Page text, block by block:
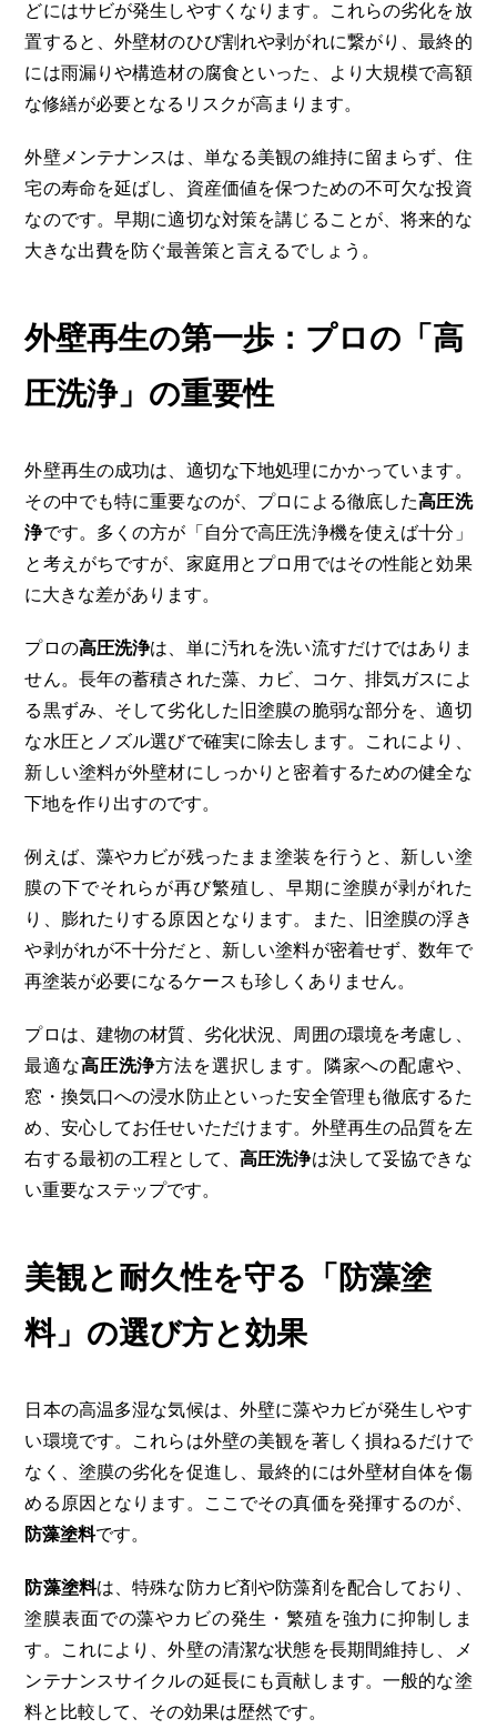
どにはサビが発生しやすくなります。これらの劣化を放
置すると、外壁材のひび割れや剥がれに繋がり、最終的
には雨漏りや構造材の腐食といった、より大規模で高額
な修繕が必要となるリスクが高まります。
外壁メンテナンスは、単なる美観の維持に留まらず、住
宅の寿命を延ばし、資産価値を保つための不可欠な投資
なのです。早期に適切な対策を講じることが、将来的な
大きな出費を防ぐ最善策と言えるでしょう。
外壁再生の第一歩：プロの「高
圧洗浄」の重要性
外壁再生の成功は、適切な下地処理にかかっています。
その中でも特に重要なのが、プロによる徹底した高圧洗
浄です。多くの方が「自分で高圧洗浄機を使えば十分」
と考えがちですが、家庭用とプロ用ではその性能と効果
に大きな差があります。
プロの高圧洗浄は、単に汚れを洗い流すだけではありま
せん。長年の蓄積された藻、カビ、コケ、排気ガスによ
る黒ずみ、そして劣化した旧塗膜の脆弱な部分を、適切
な水圧とノズル選びで確実に除去します。これにより、
新しい塗料が外壁材にしっかりと密着するための健全な
下地を作り出すのです。
例えば、藻やカビが残ったまま塗装を行うと、新しい塗
膜の下でそれらが再び繁殖し、早期に塗膜が剥がれた
り、膨れたりする原因となります。また、旧塗膜の浮き
や剥がれが不十分だと、新しい塗料が密着せず、数年で
再塗装が必要になるケースも珍しくありません。
プロは、建物の材質、劣化状況、周囲の環境を考慮し、
最適な高圧洗浄方法を選択します。隣家への配慮や、
窓・換気口への浸水防止といった安全管理も徹底するた
め、安心してお任せいただけます。外壁再生の品質を左
右する最初の工程として、 高圧洗浄は決して妥協できな
い重要なステップです。
美観と耐久性を守る「防藻塗
料」の選び方と効果
日本の高温多湿な気候は、外壁に藻やカビが発生しやす
い環境です。これらは外壁の美観を著しく損ねるだけで
なく、塗膜の劣化を促進し、最終的には外壁材自体を傷
める原因となります。ここでその真価を発揮するのが、
防藻塗料です。
防藻塗料は、特殊な防カビ剤や防藻剤を配合しており、
塗膜表面での藻やカビの発生・繁殖を強力に抑制しま
す。これにより、外壁の清潔な状態を長期間維持し、メ
ンテナンスサイクルの延長にも貢献します。一般的な塗
料と比較して、その効果は歴然です。